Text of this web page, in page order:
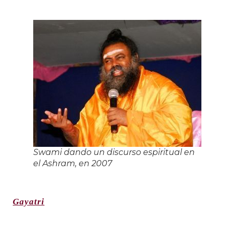
Swami dando un discurso espiritual en
el Ashram, en 2007
Gayatri